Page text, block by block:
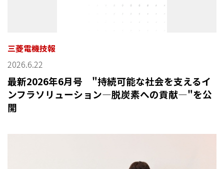
三菱電機技報
2026.6.22
最新2026年6月号 "持続可能な社会を支えるイ
ンフラソリューション—脱炭素への貢献—"を公
開